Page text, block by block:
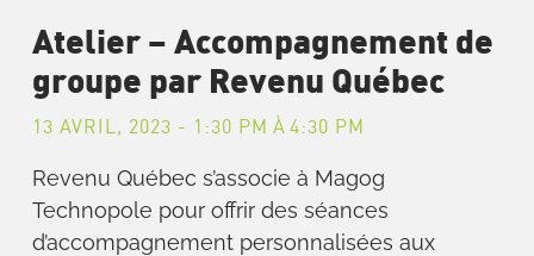
Atelier – Accompagnement de
groupe par Revenu Québec
13 AVRIL, 2023 - 1:30 PM À 4:30 PM
Revenu Québec s’associe à Magog
Technopole pour offrir des séances
d’accompagnement personnalisées aux